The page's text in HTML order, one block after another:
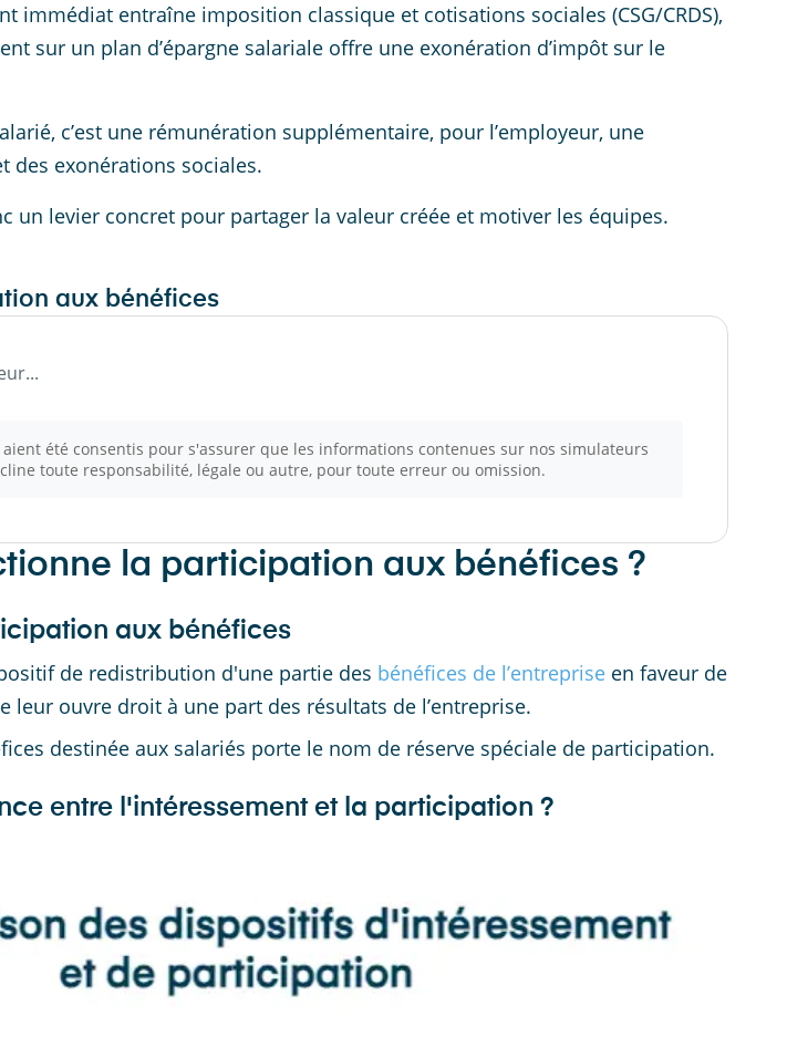
immédiat entraîne imposition classique et cotisations sociales (CSG/CRDS),
sur un plan d’épargne salariale offre une exonération d’impôt sur le
c’est une rémunération supplémentaire, pour l’employeur, une
des exonérations sociales.
un levier concret pour partager la valeur créée et motiver les équipes.
aux bénéfices
été consentis pour s'assurer que les informations contenues sur nos simulateurs
toute responsabilité, légale ou autre, pour toute erreur ou omission.
la participation aux bénéfices ?
aux bénéfices
de redistribution d'une partie des bénéfices de l’entreprise en faveur de
leur ouvre droit à une part des résultats de l’entreprise.
destinée aux salariés porte le nom de réserve spéciale de participation.
entre l'intéressement et la participation ?